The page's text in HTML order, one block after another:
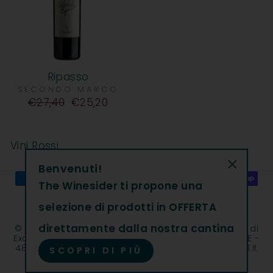
Ripasso
SECONDO MARCO
Prezzo
€27,40 €25,20
Vini Rossi
© 2026 The Winesider | The Winesider è un marchio di
Excantia Srl | Cap. Soc. int. vers. € 930.294,51 | REA GE -
482027| C.F. e P.IVA 11108030013 | excantia@legalmail.it
Benvenuti!
The Winesider ti propone una
selezione di prodotti in OFFERTA
direttamente dalla nostra cantina
SCOPRI DI PIÙ
"Chiudi"